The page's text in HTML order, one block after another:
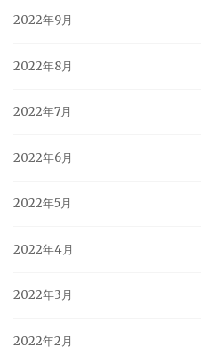
2022年9月
2022年8月
2022年7月
2022年6月
2022年5月
2022年4月
2022年3月
2022年2月